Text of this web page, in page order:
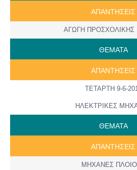
AΠANTΗΣΕΙΣ
ΑΓΩΓΗ ΠΡΟΣΧΟΛΙΚΗΣ
ΘΕΜΑΤΑ
AΠANTΗΣΕΙΣ
ΤΕΤΑΡΤΗ 9-6-
ΗΛΕΚΤΡΙΚΕΣ
ΘΕΜΑΤΑ
AΠANTΗΣΕΙΣ
ΜΗΧΑΝΕΣ ΠΛΟΙΟΥ